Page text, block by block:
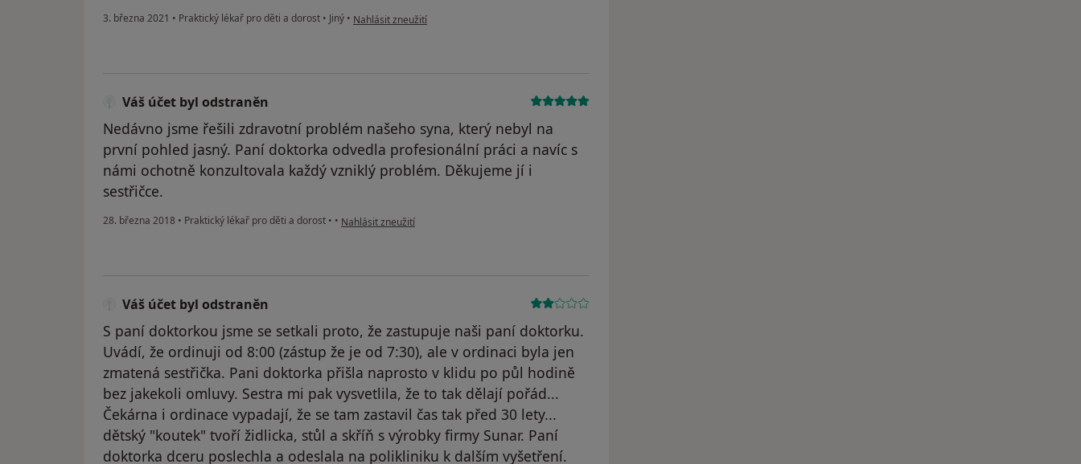
3. března 2021 • Praktický lékař pro děti a dorost • Jiný • podle názoru uživatele M.H.
Nahlásit zneužití
Váš účet byl odstraněn
Nedávno jsme řešili zdravotní problém našeho syna, který nebyl na
první pohled jasný. Paní doktorka odvedla profesionální práci a navíc s
námi ochotně konzultovala každý vzniklý problém. Děkujeme jí i
sestřičce.
28. března 2018 • Praktický lékař pro děti a dorost • • podle názoru uživatele Váš účet byl odstraněn
Nahlásit zneužití
Váš účet byl odstraněn
S paní doktorkou jsme se setkali proto, že zastupuje naši paní doktorku.
Uvádí, že ordinuji od 8:00 (zástup že je od 7:30), ale v ordinaci byla jen
zmatená sestřička. Pani doktorka přišla naprosto v klidu po půl hodině
bez jakekoli omluvy. Sestra mi pak vysvetlila, že to tak dělají pořád...
Čekárna i ordinace vypadají, že se tam zastavil čas tak před 30 lety...
dětský "koutek" tvoří židlicka, stůl a skříň s výrobky firmy Sunar. Paní
doktorka dceru poslechla a odeslala na polikliniku k dalším vyšetření.